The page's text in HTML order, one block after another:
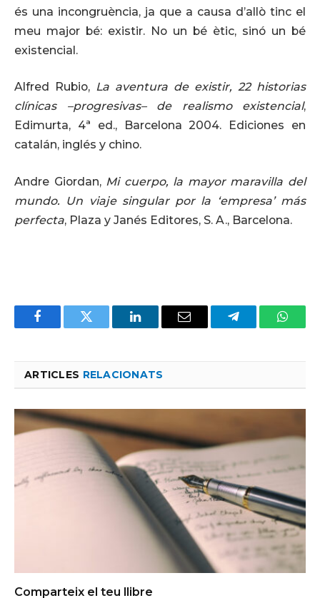
és una incongruència, ja que a causa d’allò tinc el
meu major bé: existir. No un bé ètic, sinó un bé
existencial.
Alfred Rubio, La aventura de existir, 22 historias
clínicas –progresivas– de realismo existencial,
Edimurta, 4ª ed., Barcelona 2004. Ediciones en
catalán, inglés y chino.
Andre Giordan, Mi cuerpo, la mayor maravilla del
mundo. Un viaje singular por la ‘empresa’ más
perfecta, Plaza y Janés Editores, S. A., Barcelona.
FacebookTwitter LinkedInEmail Telegram
ARTICLES RELACIONATS
Comparteix el teu llibre